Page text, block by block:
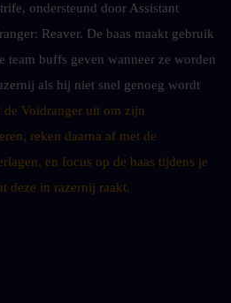
ondersteund door Assistant
Reaver. De baas maakt gebruik
team buffs geven wanneer ze worden
als hij niet snel genoeg wordt
de Voidranger uit om zijn
reken daarna af met de
en focus op de baas tijdens je
deze in razernij raakt.